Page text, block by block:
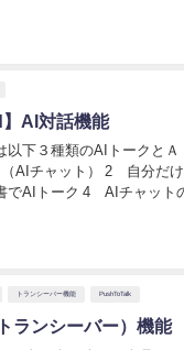
AI対話機能
以下３種類のAIトークとＡ
AIチャット） 2 自分だ
でAIトーク 4 AIチャット
トランシーバー機能 PushToTalk
ランシーバー）機能